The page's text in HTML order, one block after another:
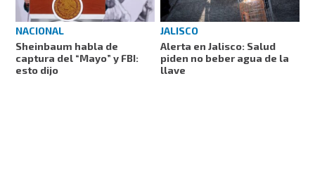
NACIONAL
Sheinbaum habla de
captura del “Mayo” y FBI:
esto dijo
JALISCO
Alerta en Jalisco: Salud
piden no beber agua de la
llave